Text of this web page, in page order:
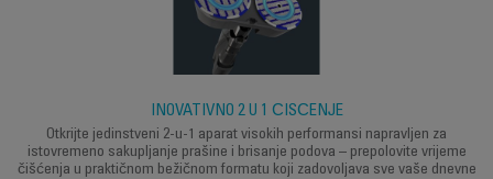
INOVATIVNO 2 U 1 ČIŠĆENJE
Otkrijte jedinstveni 2-u-1 aparat visokih performansi napravljen za
istovremeno sakupljanje prašine i brisanje podova – prepolovite vrijeme
čišćenja u praktičnom bežičnom formatu koji zadovoljava sve vaše dnevne